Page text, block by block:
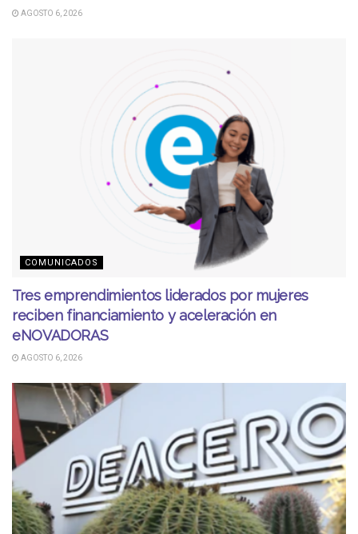
AGOSTO 6, 2026
COMUNICADOS
Tres emprendimientos liderados por mujeres
reciben financiamiento y aceleración en
eNOVADORAS
AGOSTO 6, 2026